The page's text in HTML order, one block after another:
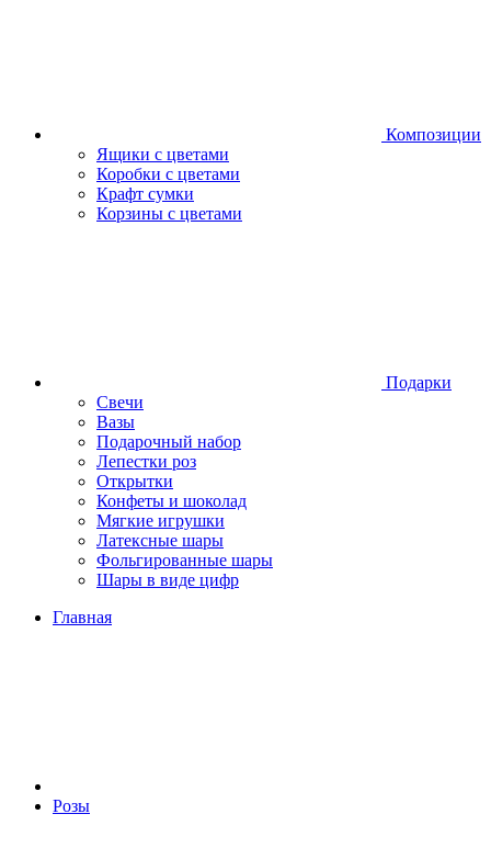
Композиции
Ящики с цветами
Коробки с цветами
Крафт сумки
Корзины с цветами
Подарки
Свечи
Вазы
Подарочный набор
Лепестки роз
Открытки
Конфеты и шоколад
Мягкие игрушки
Латексные шары
Фольгированные шары
Шары в виде цифр
Главная
Розы